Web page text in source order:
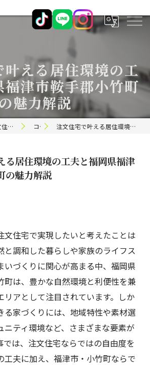
叶える居住環境の工
福津市鞍手郡小竹町
魅力解説
福岡県古賀市の注文住宅ならライフスタイル 一級建築士事務所 コラム 注文住宅で叶える居住環境の工夫と福岡県福津市鞍手郡小竹町の魅力解説
る居住環境の工夫と福岡県福津
の魅力解説
文住宅で実現したいと考えたことは
と調和した暮らしや家族のライフス
いづくりに関心が高まる中、福岡県
町は、豊かな自然環境と利便性を兼
リアとして注目されています。しか
る家づくりには、地域特性や素材選
ニティ環境など、さまざまな要素が
では、注文住宅ならではの自由度を
工夫に加え、福津市・小竹町ならで